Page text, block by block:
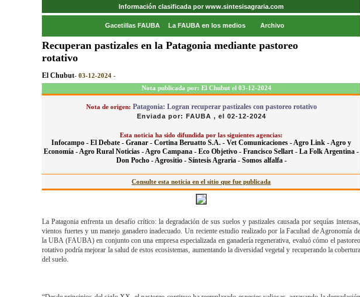
Información clasificada por www.sintesisagraria.com
Gacetillas FAUBA La FAUBA en los medios Archivo
Recuperan pastizales en la Patagonia mediante pastoreo
rotativo
El Chubut- 03-12-2024 -
Nota publicada por: El Chubut el 03-12-2024
Nota de origen: Patagonia: Logran recuperar pastizales con pastoreo rotativo
Enviada por: FAUBA , el 02-12-2024
Esta noticia ha sido difundida por las siguientes agencias:
Infocampo - El Debate - Granar - Cortina Beruatto S.A. - Vet Comunicaciones -Agro Link -Agro y
Economía -Agro Rural Noticias -Agro Campana - Eco Objetivo - Francisco Sellart - La Folk Argentina -
Don Pocho -Agrositio - Síntesis Agraria - Somos alfalfa -
Consulte esta noticia en el sitio que fue publicada
La Patagonia enfrenta un desafío crítico: la degradación de sus suelos y pastizales causada por sequías intensas,
vientos fuertes y un manejo ganadero inadecuado. Un reciente estudio realizado por la Facultad de Agronomía de
la UBA (FAUBA) en conjunto con una empresa especializada en ganadería regenerativa, evaluó cómo el pastoreo
rotativo podría mejorar la salud de estos ecosistemas, aumentando la diversidad vegetal y recuperando la cobertura
del suelo.